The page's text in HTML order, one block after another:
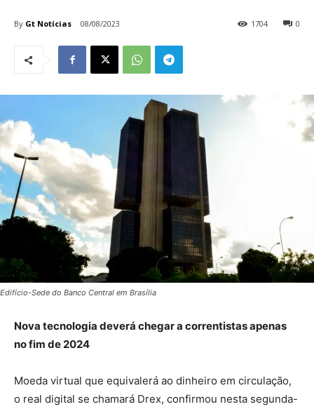
By Gt Notícias 08/08/2023 0
1704
Edifício-Sede do Banco Central em Brasília
Nova tecnologia deverá chegar a correntistas apenas
no fim de 2024
Moeda virtual que equivalerá ao dinheiro em circulação,
o real digital se chamará Drex, confirmou nesta segunda-